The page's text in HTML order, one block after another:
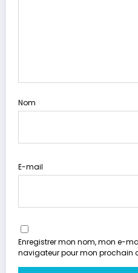
Nom
E-mail
Enregistrer mon nom, mon e-
navigateur pour mon prochain